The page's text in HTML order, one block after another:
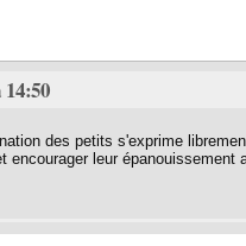
14:50
des petits s'exprime
leur épanouissement